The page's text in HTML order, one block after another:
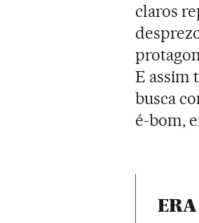
claros
E assim
busca
é-bom,